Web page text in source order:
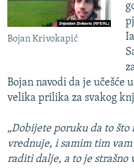
Bojan Krivokapić
Bojan navodi da je učešće
velika prilika za svakog
„Dobijete poruku da to
vrednuje, i samim tim
raditi dalje, a to je strašno